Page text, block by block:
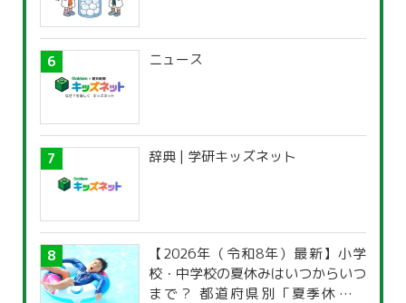
ニュース
辞典 | 学研キッズネット
【2026年（令和8年）最新】小学
校・中学校の夏休みはいつからいつ
まで？ 都道府県別「夏季休暇一